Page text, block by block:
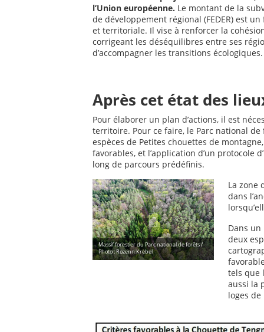
l’Union européenne. Le montant de la
de développement régional (FEDER) est
et territoriale. Il vise à renforcer la
corrigeant les déséquilibres entre ses
d’accompagner les transitions écologiques.
Après cet état des
Pour élaborer un plan d’actions, il est
territoire. Pour ce faire, le Parc national
espèces de Petites chouettes de
favorables, et l’application d’un protocole
long de parcours prédéfinis.
Massif forestier du Parc national de forêts /
Photo : Rozenn Krebel
La zone
dans
Dans
deux
tels que
aussi la
loges